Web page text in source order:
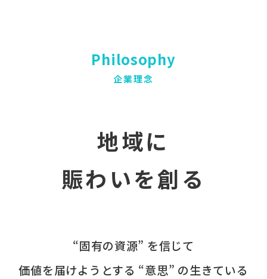
Philosophy
企業理念
地域に
賑わいを創る
“固有の​資源” を​信じて
価値を​届けようとする​ “意思” の​生きている